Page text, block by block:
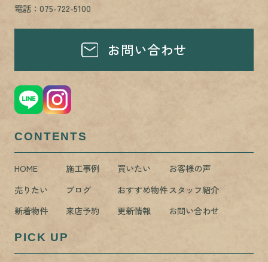
電話：075-722-5100
お問い合わせ
CONTENTS
HOME 施工事例 買いたい
お客様の声
売りたい
ブログ おすすめ物件スタッフ紹介
新着物件
来店予約 更新情報 お問い合わせ
PICK UP